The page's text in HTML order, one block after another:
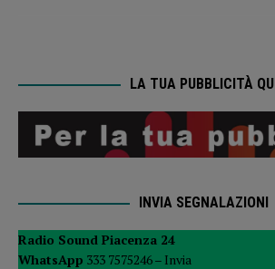
LA TUA PUBBLICITÀ QUI
INVIA SEGNALAZIONI
Radio Sound Piacenza 24
WhatsApp 333 7575246 – Invia